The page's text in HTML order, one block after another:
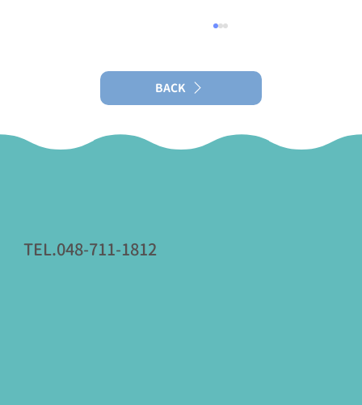
BACK
当院では院長外来にてシダキュアによる舌下免
TEL.048-711-1812